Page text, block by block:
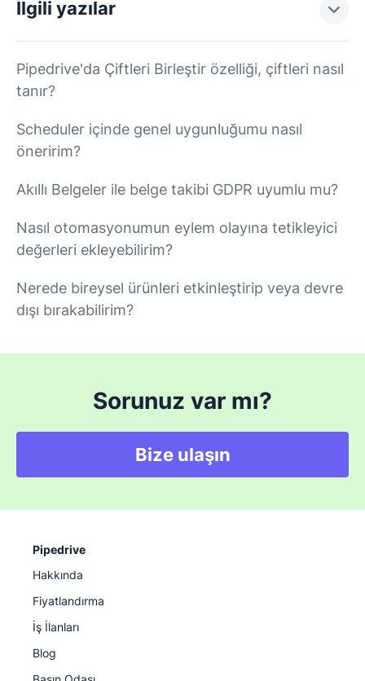
İlgili yazılar
Pipedrive'da Çiftleri Birleştir özelliği, çiftleri nasıl
tanır?
Scheduler içinde genel uygunluğumu nasıl
öneririm?
Akıllı Belgeler ile belge takibi GDPR uyumlu mu?
Nasıl otomasyonumun eylem olayına tetikleyici
değerleri ekleyebilirim?
Nerede bireysel ürünleri etkinleştirip veya devre
dışı bırakabilirim?
Sorunuz var mı?
Bize ulaşın
Pipedrive
Hakkında
Fiyatlandırma
İş İlanları
Blog